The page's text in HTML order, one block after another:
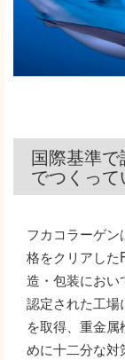
国際基準
でつくって
フカコラーゲ
格をクリアした
造・包装におい
認定された工
を取得、重金
めに十二分な対